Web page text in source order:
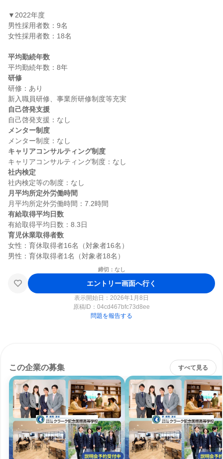
▼2022年度
男性採用者数：9名
女性採用者数：18名
平均勤続年数
研修
研修：あり
自己啓発支援
メンター制度
キャリアコンサルティング制度
社内検定
月平均所定外労働時間
有給取得平均日数
育児休業取得者数
女性：育休取得者16名（対象者16名）
締切：なし
エントリー画面へ行く
表示開始日：2026年1月8日
原稿ID： 04cd467bfc73d8ee
問題を報告する
この企業の募集 すべて見る